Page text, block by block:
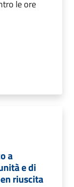
le ore
a
e di
riuscita